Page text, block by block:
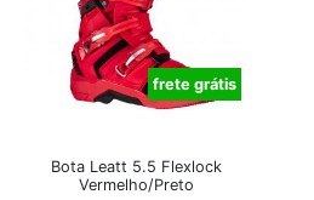
frete grátis
Bota Leatt 5.5 Flexlock
Vermelho/Preto